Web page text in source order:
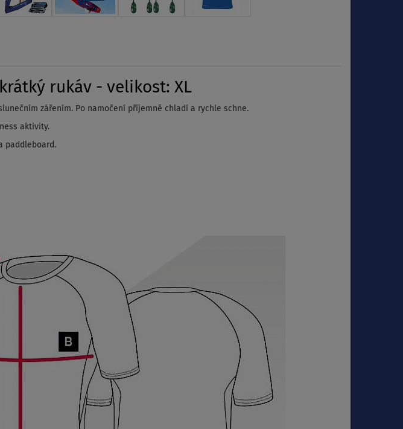
krátký rukáv - velikost: XL
zářením. Po namočení příjemně chladí a rychle schne.
aktivity.
paddleboard.